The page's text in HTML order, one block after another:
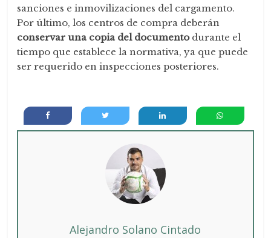
sanciones e inmovilizaciones del cargamento.
Por último, los centros de compra deberán
conservar una copia del documentodurante el
tiempo que establece la normativa, ya que puede
ser requerido en inspecciones posteriores.
Alejandro Solano Cintado